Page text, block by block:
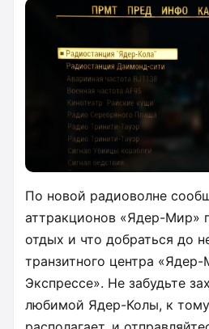
По новой радиоволне
аттракционов «Ядер-Мир»
отдых и что добраться до
транзитного центра
Экспрессе». Не забудьте
любимой Ядер-Колы, к